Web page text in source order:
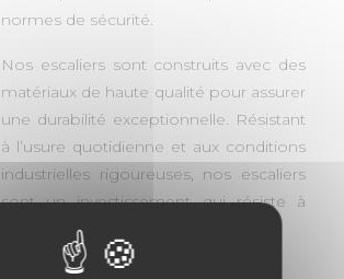
normes de sécurité.
Nos escaliers sont construits avec des
matériaux de haute qualité pour assurer
une durabilité exceptionnelle. Résistant
à l’usure quotidienne et aux conditions
industrielles rigoureuses, nos escaliers
sont un investissement qui résiste à
l’épreuve du temps.